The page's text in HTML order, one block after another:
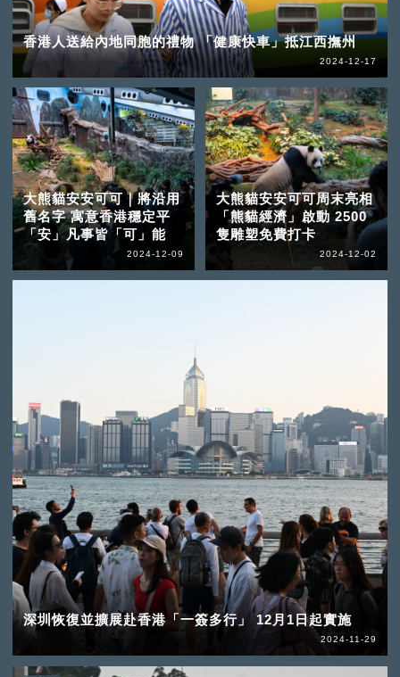
香港人送給內地同胞的禮物 「健康快車」抵江西撫州
2024-12-17
大熊貓安安可可｜將沿用
舊名字 寓意香港穩定平
「安」凡事皆「可」能
2024-12-09
大熊貓安安可可周末亮相
「熊貓經濟」啟動 2500
隻雕塑免費打卡
2024-12-02
深圳恢復並擴展赴香港「一簽多行」 12月1日起實施
2024-11-29